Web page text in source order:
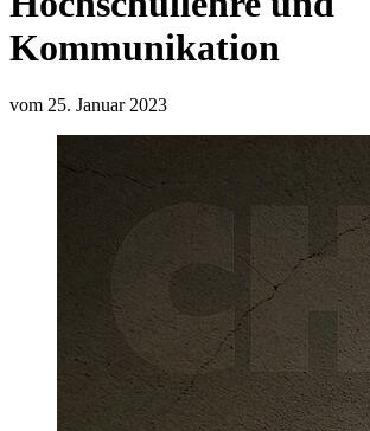
Kommunikation
vom 25. Januar 2023